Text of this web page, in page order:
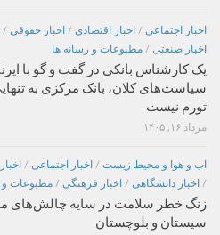
اخبار اجتماعی / اخبار اقتصادی / اخبار حقوقی /
اخبار صنعتی / مطبوعات و رسانه ها
یک کارشناس بانکی در گفت و گو با
سیاست‌های کلان، بانک مرکزی به
تورم نیست
مرداد ۱۶, ۱۴۰۵
اب و هوا و محیط زیست / اخبار اجتماعی /
/ اخبار دانشگاهی / اخبار فرهنگی / مطبوعات و
زنگ خطر سلامت در سایه چالش‌های
سیستان و بلوچستان